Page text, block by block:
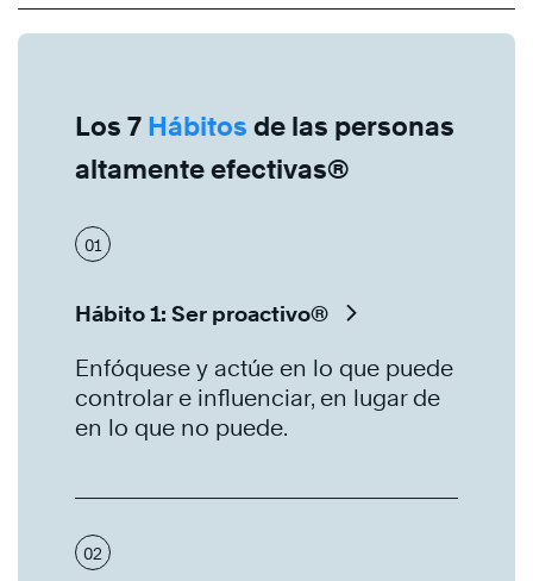
Los 7 Hábitos de las personas
altamente efectivas®
01
Hábito 1: Ser proactivo®
Enfóquese y actúe en lo que puede
controlar e influenciar, en lugar de
en lo que no puede.
02